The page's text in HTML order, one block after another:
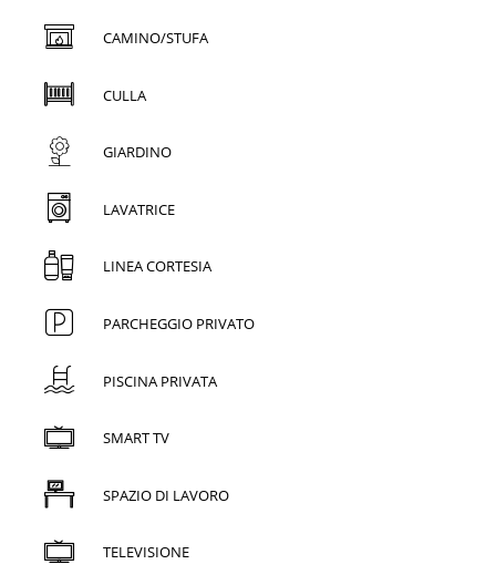
CAMINO/STUFA
CULLA
GIARDINO
LAVATRICE
LINEA CORTESIA
PARCHEGGIO PRIVATO
PISCINA PRIVATA
SMART TV
SPAZIO DI LAVORO
TELEVISIONE